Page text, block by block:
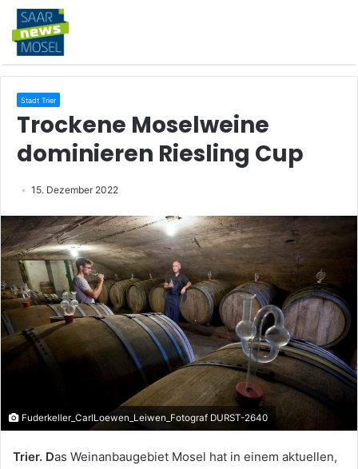
Stadt Trier
Trockene Moselweine
dominieren Riesling Cup
15. Dezember 2022
Fuderkeller_CarlLoewen_Leiwen_Fotograf DURST-2640
Trier. Das Weinanbaugebiet Mosel hat in einem aktuellen,